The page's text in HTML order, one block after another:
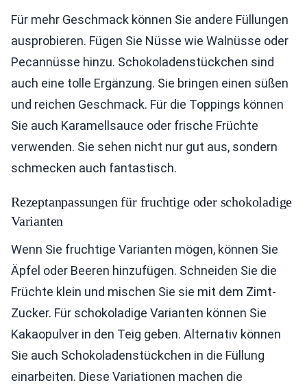
Für mehr Geschmack können Sie andere Füllungen
ausprobieren. Fügen Sie Nüsse wie Walnüsse oder
Pecannüsse hinzu. Schokoladenstückchen sind
auch eine tolle Ergänzung. Sie bringen einen süßen
und reichen Geschmack. Für die Toppings können
Sie auch Karamellsauce oder frische Früchte
verwenden. Sie sehen nicht nur gut aus, sondern
schmecken auch fantastisch.
Rezeptanpassungen für fruchtige oder schokoladige
Varianten
Wenn Sie fruchtige Varianten mögen, können Sie
Äpfel oder Beeren hinzufügen. Schneiden Sie die
Früchte klein und mischen Sie sie mit dem Zimt-
Zucker. Für schokoladige Varianten können Sie
Kakaopulver in den Teig geben. Alternativ können
Sie auch Schokoladenstückchen in die Füllung
einarbeiten. Diese Variationen machen die